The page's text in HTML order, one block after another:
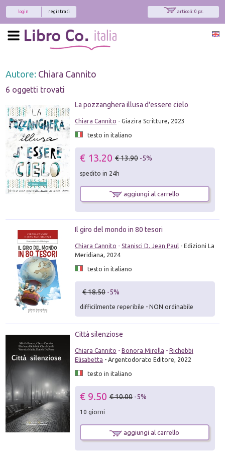
articoli: 0 pz.
registrati
login
Autore: Chiara Cannito
6 oggetti trovati
La pozzanghera illusa d'essere cielo
Chiara Cannito - Giazira Scritture, 2023
testo in italiano
€ 13.20 € 13.90 -5%
spedito in 24h
aggiungi al carrello
Il giro del mondo in 80 tesori
Chiara Cannito - Stanisci D. Jean Paul- Edizioni La
Meridiana, 2024
testo in italiano
€ 18.50 -5%
difficilmente reperibile - NON ordinabile
Città silenziose
Chiara Cannito - Bonora Mirella - Richebbi
Elisabetta - Argentodorato Editore, 2022
testo in italiano
€ 9.50 € 10.00 -5%
10 giorni
aggiungi al carrello